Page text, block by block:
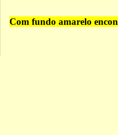
Com fundo amarelo